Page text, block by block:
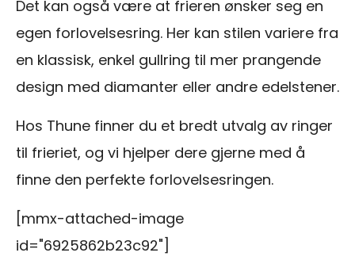
Det kan også være at frieren ønsker seg en
egen forlovelsesring. Her kan stilen variere fra
en klassisk, enkel gullring til mer prangende
design med diamanter eller andre edelstener.
Hos Thune finner du et bredt utvalg av ringer
til frieriet, og vi hjelper dere gjerne med å
finne den perfekte forlovelsesringen.
[mmx-attached-image
id="6925862b23c92"]